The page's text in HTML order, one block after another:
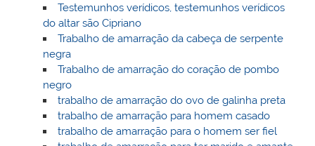
Testemunhos verídicos, testemunhos verídicos
do altar são Cipriano
Trabalho de amarração da cabeça de serpente
negra
Trabalho de amarração do coração de pombo
negro
trabalho de amarração do ovo de galinha preta
trabalho de amarração para homem casado
trabalho de amarração para o homem ser fiel